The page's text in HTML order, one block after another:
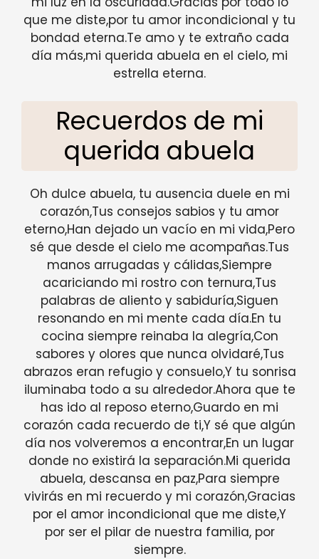
que me diste,por tu amor incondicional y tu
bondad eterna.Te amo y te extraño cada
día más,mi querida abuela en el cielo, mi
estrella eterna.
Recuerdos de mi
querida abuela
Oh dulce abuela, tu ausencia duele en mi
corazón,Tus consejos sabios y tu amor
eterno,Han dejado un vacío en mi vida,Pero
sé que desde el cielo me acompañas.Tus
manos arrugadas y cálidas,Siempre
acariciando mi rostro con ternura,Tus
palabras de aliento y sabiduría,Siguen
resonando en mi mente cada día.En tu
cocina siempre reinaba la alegría,Con
sabores y olores que nunca olvidaré,Tus
abrazos eran refugio y consuelo,Y tu sonrisa
iluminaba todo a su alrededor.Ahora que te
has ido al reposo eterno,Guardo en mi
corazón cada recuerdo de ti,Y sé que algún
día nos volveremos a encontrar,En un lugar
donde no existirá la separación.Mi querida
abuela, descansa en paz,Para siempre
vivirás en mi recuerdo y mi corazón,Gracias
por el amor incondicional que me diste,Y
por ser el pilar de nuestra familia, por
siempre.